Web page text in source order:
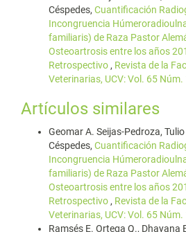
Céspedes, Cuantificación
Incongruencia
familiaris) de Raza Pastor
Osteoartrosis entre los años
Retrospectivo , Revista de la
Veterinarias, UCV: Vol. 65
Artículos similares
Geomar A. Seijas-Pedroza,
Céspedes, Cuantificación
Incongruencia
familiaris) de Raza Pastor
Osteoartrosis entre los años
Retrospectivo , Revista de la
Veterinarias, UCV: Vol. 65
Ramsés E. Ortega Q., Dhayana